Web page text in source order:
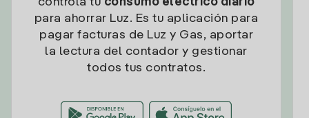
para ahorrar Luz. Es tu aplicación para
pagar facturas de Luz y Gas, aportar
la lectura del contador y gestionar
todos tus contratos.